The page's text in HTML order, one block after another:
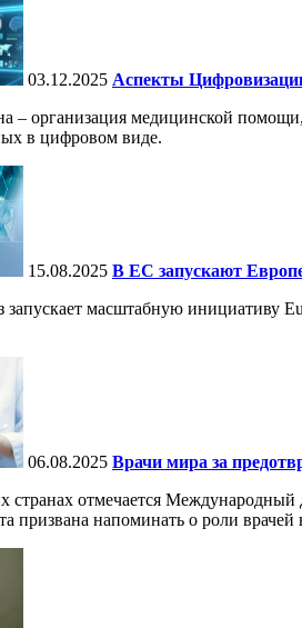
03.12.2025 Аспекты
– организация медицинской помощи,
в цифровом виде.
15.08.2025 В ЕС запускают
масштабную инициативу
06.08.2025 Врачи мира за
странах отмечается
призвана напоминать о роли